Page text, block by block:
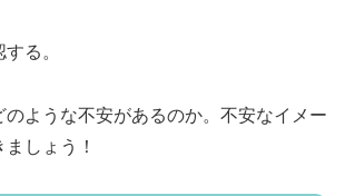
る。
のような不安があるのか。不安なイメー
しょう！